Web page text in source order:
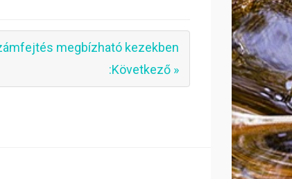
megbízható kezekben
:Következő »